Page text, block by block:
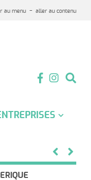
au menu aller au contenu